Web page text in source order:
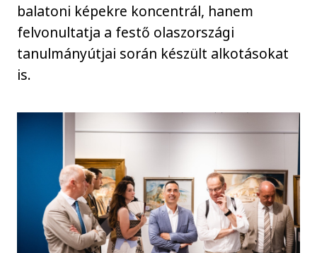
balatoni képekre koncentrál, hanem
felvonultatja a festő olaszországi
tanulmányútjai során készült alkotásokat
is.